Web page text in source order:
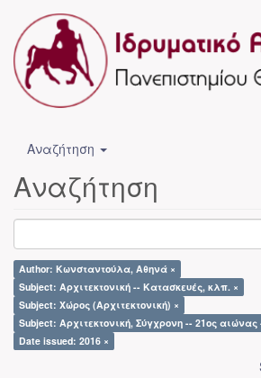
Αναζήτηση
Αναζήτηση
Author: Κωνσταντούλα, Αθηνά ×
Subject: Αρχιτεκτονική -- Κατασκευές, κλπ. ×
Subject: Χώρος (Αρχιτεκτονική) ×
Subject: Αρχιτεκτονική, Σύγχρονη -- 21ος αιώνας
Date issued: 2016 ×